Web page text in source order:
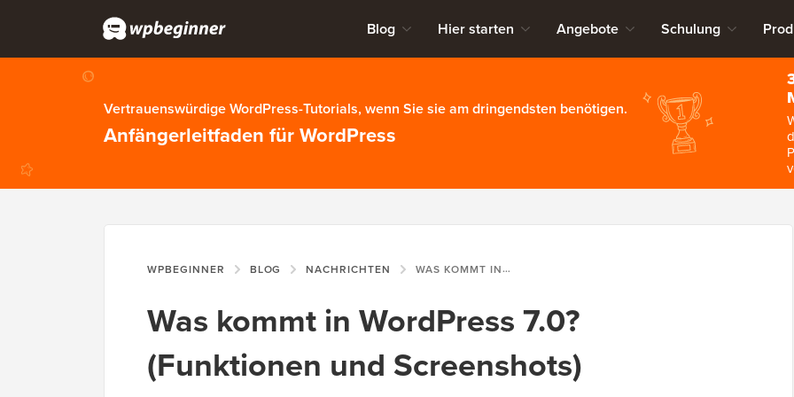
Blog Hier starten Angebote Schulung
Vertrauenswürdige WordPress-Tutorials, wenn Sie sie am dringendsten benötigen.
Anfängerleitfaden für WordPress
WPBEGINNER BLOG NACHRICHTEN WAS KOMMT IN WORDPRESS 7.0? (FUNKTIONEN UND SCREENSHOTS)
Was kommt in WordPress 7.0?
(Funktionen und Screenshots)